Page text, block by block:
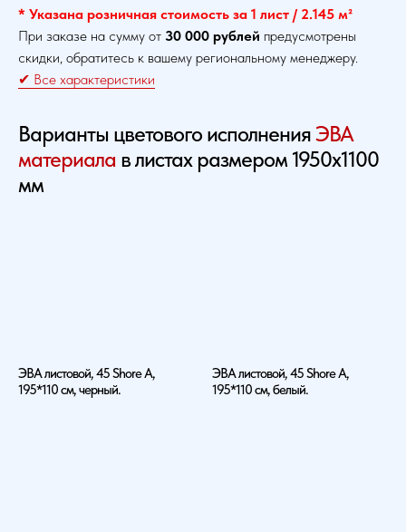
* Указана розничная стоимость за 1 лист / 2.145 м²
При заказе на сумму от 30 000 рублей предусмотрены
скидки, обратитесь к вашему региональному менеджеру.
✔ Все характеристики
Варианты цветового исполненияЭВА
материала в листах размером 1950х1100
мм
ЭВА листовой, 45 Shore A,
195*110 см, черный.
ЭВА листовой, 45 Shore A,
195*110 см, белый.